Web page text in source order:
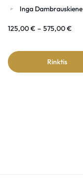
kuponas
Inga Dambrauskiene
125,00€ – 575,00€
Rinktis